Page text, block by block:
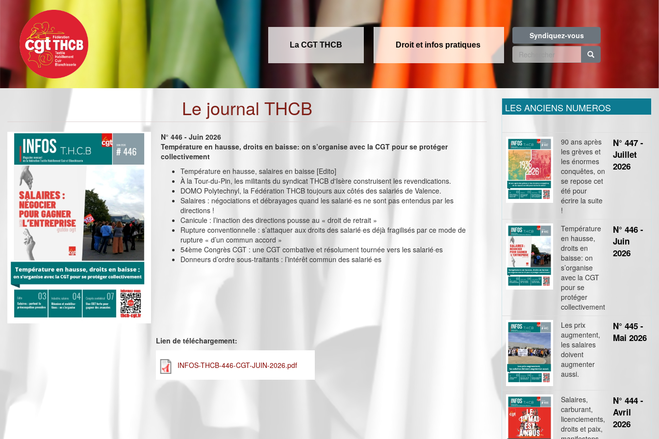
contenu
principal
La CGT THCB Droit et infos pratiques
Syndiquez-vous
Formulaire
recherche
Le journal THCB
N° 446 - Juin 2026
Température en hausse, droits en baisse: on s’organise avec la CGT pour se protéger
collectivement
Température en hausse, salaires en baisse [Edito]
À la Tour-du-Pin, les militants du syndicat THCB d'Isère construisent les revendications.
DOMO Polytechnyl, la Fédération THCB toujours aux côtés des salariés de Valence.
Salaires : négociations et débrayages quand les salarié·es ne sont pas entendus par les
directions !
Canicule : l’inaction des directions pousse au « droit de retrait »
Rupture conventionnelle : s’attaquer aux droits des salarié·es déjà fragilisés par ce mode de
rupture « d’un commun accord »
54ème Congrès CGT : une CGT combative et résolument tournée vers les salarié·es
Donneurs d’ordre sous-traitants : l’intérêt commun des salarié·es
Lien de téléchargement:
INFOS-THCB-446-CGT-JUIN-2026.pdf
LES ANCIENS NUMEROS
90 ans après
les grèves et
les énormes
conquêtes, on
se repose cet
été pour
écrire la suite
!
N° 447 -
Juillet
2026
Température
en hausse,
droits en
baisse: on
s’organise
avec la CGT
pour se
protéger
collectivement
N° 446 -
Juin
2026
Les prix
augmentent,
les salaires
doivent
augmenter
aussi.
N° 445 -
Mai 2026
Salaires,
carburant,
licenciements,
droits et paix,
N° 444 -
Avril
2026